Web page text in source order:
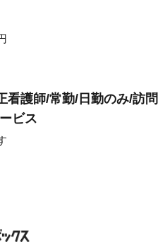
看護師/常勤/日勤のみ/訪問
ビス